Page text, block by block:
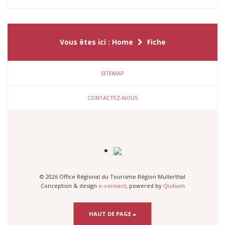
Vous êtes ici : Home Fiche
SITEMAP
CONTACTEZ-NOUS
© 2026 Office Régional du Tourisme Région Mullerthal
Conception & design e-connect, powered by Quilium
HAUT DE PAGE